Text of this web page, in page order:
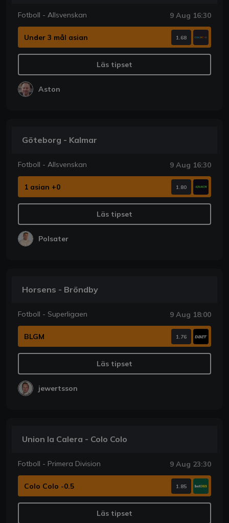
Fotboll - Allsvenskan 9 Aug 16:30
Under 3 mål asian 1.68
Läs tipset
Aston
Göteborg - Kalmar
Fotboll - Allsvenskan 9 Aug 16:30
1 asian +0 1.80
Läs tipset
Polsater
Horsens - Bröndby
Fotboll - Superligaen 9 Aug 18:00
BLGM 1.76
Läs tipset
jewertsson
Union la Calera - Colo Colo
Fotboll - Primera Division 9 Aug 23:30
Colo Colo -0.5 1.85
Läs tipset